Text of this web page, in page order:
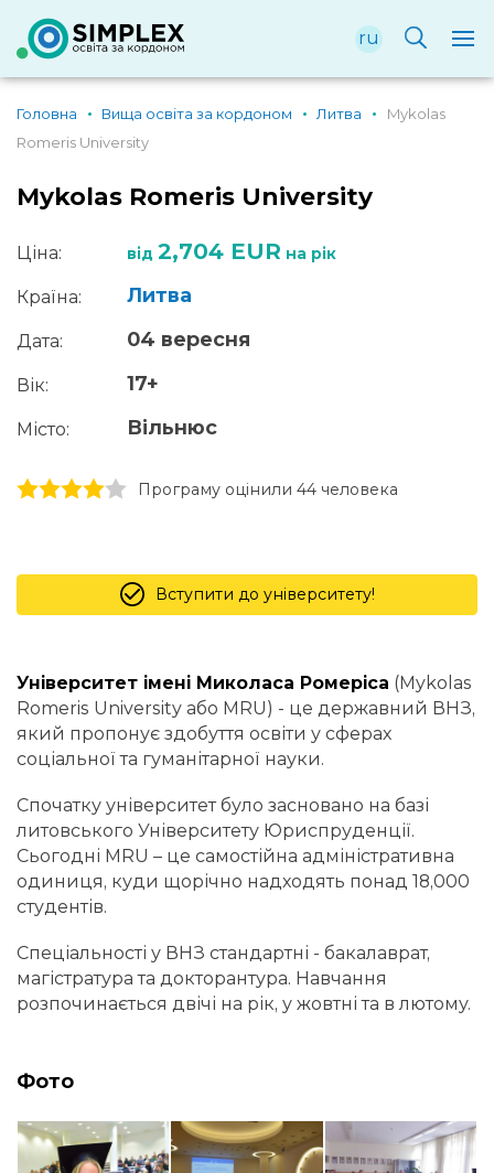
ru
Головна Вища освіта за кордоном Литва
Mykolas
Romeris University
Mykolas Romeris University
Ціна: від 2,704 EUR на рік
Країна: Литва
Дата: 04 вересня
Вік: 17+
Місто: Вільнюс
5 stars
4 stars
3 stars
2 stars
1 stars Програму оцінили 44 человекa
Вступити до університету!
Університет імені Миколаса Ромеріса (Mykolas
Romeris University або MRU) - це державний ВНЗ,
який пропонує здобуття освіти у сферах
соціальної та гуманітарної науки.
Спочатку університет було засновано на базі
литовського Університету Юриспруденції.
Сьогодні MRU – це самостійна адміністративна
одиниця, куди щорічно надходять понад 18,000
студентів.
Спеціальності у ВНЗ стандартні - бакалаврат,
магістратура та докторантура. Навчання
розпочинається двічі на рік, у жовтні та в лютому.
Фото